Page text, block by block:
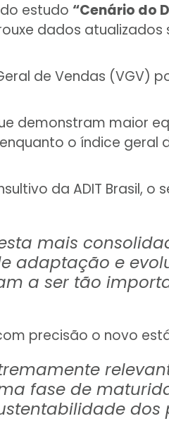
estudo “Cenário do
dados atualizados
de Vendas (VGV)
demonstram maior
o índice geral
da ADIT Brasil, o
mais
adaptação e
a ser tão
precisão o novo
fase de
dos